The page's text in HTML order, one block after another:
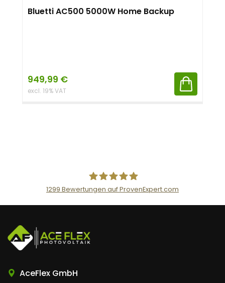
Bluetti AC500 5000W Home Backup
949,99 €
excl. 19% VAT
AceFlex GmbH
1299 Bewertungen auf ProvenExpert.com
AceFlex GmbH